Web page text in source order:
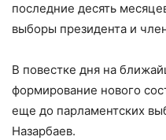
последние десять
выборы президента и
В повестке дня на
формирование нового
еще до парламентских
Назарбаев.